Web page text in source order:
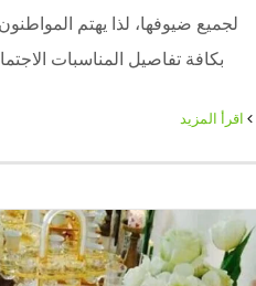
لجميع ضيوفها، لذا يهتم
بكافة تفاصيل المناسبات
‫اقرأ المزيد